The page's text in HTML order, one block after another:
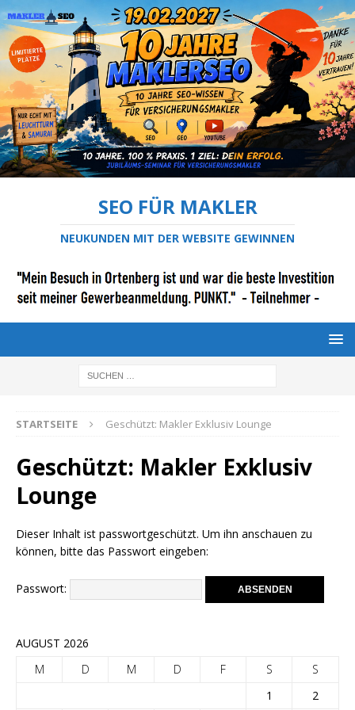
SEO FÜR MAKLER
NEUKUNDEN MIT DER WEBSITE GEWINNEN
STARTSEITE Geschützt: Makler Exklusiv Lounge
Geschützt: Makler Exklusiv
Lounge
Dieser Inhalt ist passwortgeschützt. Um ihn anschauen zu
können, bitte das Passwort eingeben:
Passwort:
AUGUST 2026
M
D M D F S
S
1
2